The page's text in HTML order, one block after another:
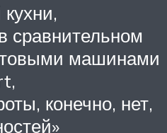
сравнительном
машинами
конечно, нет,